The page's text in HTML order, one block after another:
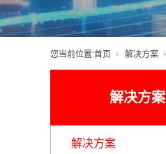
您当前位置:首页 解决方案
解决方案
解决方案